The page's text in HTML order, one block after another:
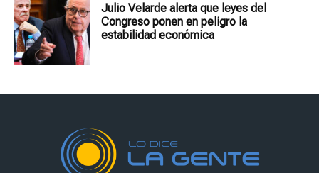
Julio Velarde alerta que leyes del
Congreso ponen en peligro la
estabilidad económica